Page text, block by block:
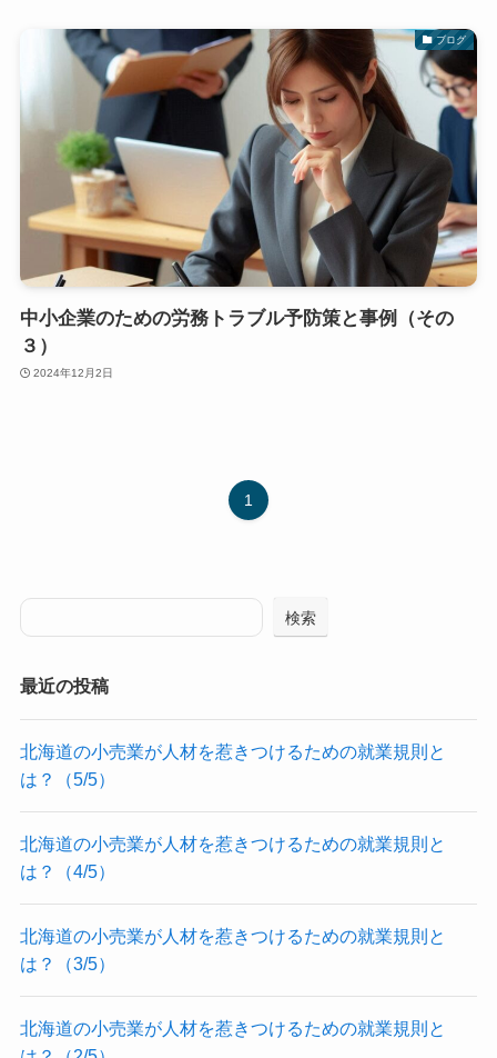
ブログ
中小企業のための労務トラブル予防策と事例（その
３）
2024年12月2日
1
検索
最近の投稿
北海道の小売業が人材を惹きつけるための就業規則と
は？（5/5）
北海道の小売業が人材を惹きつけるための就業規則と
は？（4/5）
北海道の小売業が人材を惹きつけるための就業規則と
は？（3/5）
北海道の小売業が人材を惹きつけるための就業規則と